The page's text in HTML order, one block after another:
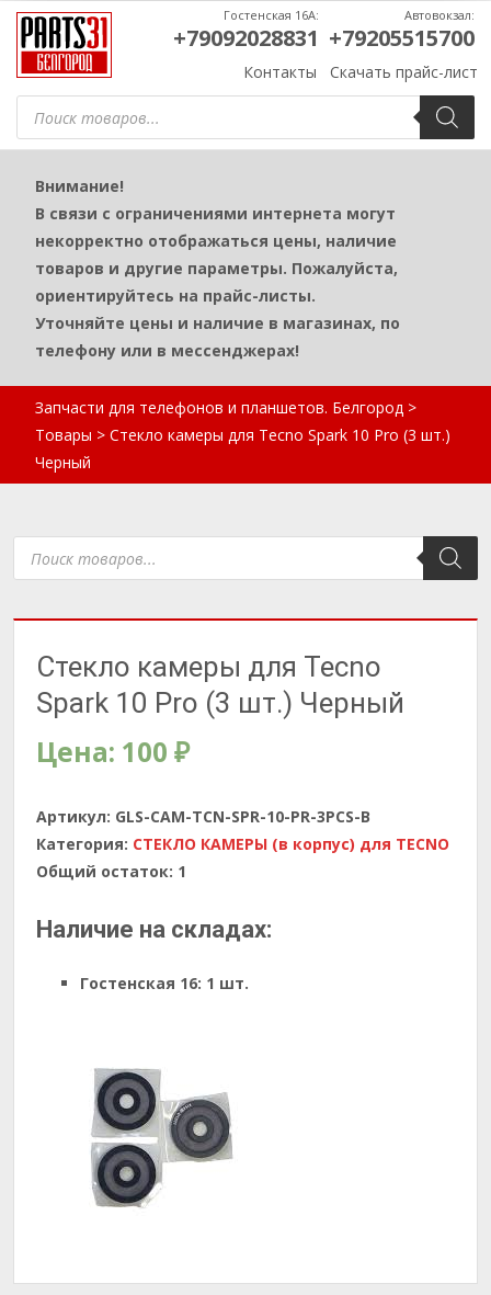
Поиск
товаров
Контакты Скачать прайс-лист
Гостенская 16А:
+79092028831
Автовокзал:
+79205515700
Внимание!
В связи с ограничениями интернета могут
некорректно отображаться цены, наличие
товаров и другие параметры. Пожалуйста,
ориентируйтесь на прайс-листы.
Уточняйте цены и наличие в магазинах, по
телефону или в мессенджерах!
Запчасти для телефонов и планшетов. Белгород >
Товары > Стекло камеры для Tecno Spark 10 Pro (3 шт.)
Черный
Поиск
товаров
Стекло камеры для Tecno
Spark 10 Pro (3 шт.) Черный
Цена: 100 ₽
Артикул: GLS-CAM-TCN-SPR-10-PR-3PCS-B
Категория: СТЕКЛО КАМЕРЫ (в корпус) для TECNO
Общий остаток: 1
Наличие на складах:
Гостенская 16: 1 шт.